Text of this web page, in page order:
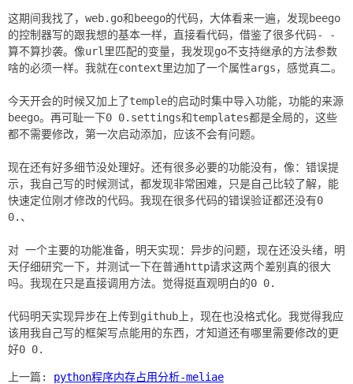
这期间我找了，web.go和beego的代码，大体看来一遍，发现beego
的控制器写的跟我想的基本一样，直接看代码，借鉴了很多代码- -
算不算抄袭。像url里匹配的变量，我发现go不支持继承的方法参数
啥的必须一样。我就在context里边加了一个属性args，感觉真二。
今天开会的时候又加上了temple的启动时集中导入功能，功能的来源
beego。再可耻一下0 0.settings和templates都是全局的，这些
都不需要修改，第一次启动添加，应该不会有问题。
现在还有好多细节没处理好。还有很多必要的功能没有，像：错误提
示，我自己写的时候测试，都发现非常困难，只是自己比较了解，能
快速定位刚才修改的代码。我现在很多代码的错误验证都还没有0
0.、
对 一个主要的功能准备，明天实现：异步的问题，现在还没头绪，明
天仔细研究一下，并测试一下在普通http请求这两个差别真的很大
吗。我现在只是直接调用方法。觉得挺直观明白的0 0.
代码明天实现异步在上传到github上，现在也没格式化。我觉得我应
该用我自己写的框架写点能用的东西，才知道还有哪里需要修改的更
上一篇: python程序内存占用分析-meliae